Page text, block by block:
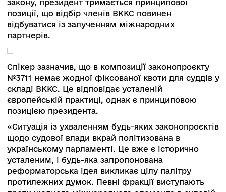
Антикорупційної стратегії, ініціатива уряду
суд присяжних, ідеї векторів економічного
розвитку, оскільки економіка не розвивається
Андрій Костін, народний депутат, голова
Верховної Ради України з питань правової
політики, звернув увагу на кілька історичних
кроків. Спікер акцентував на законопроєкті
(ухвалений як закон №193) і відзначив
волю президента до зміни підходу
ВККС. Він зауважив, що попри значну критику
закону, президент тримається принципової
позиції, що відбір членів ВККС повинен
відбуватися із залученням міжнародних
партнерів.